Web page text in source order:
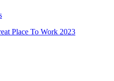
Place To Work 2023